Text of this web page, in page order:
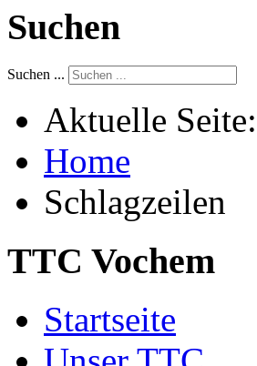
Suchen
Suchen ...
Aktuelle Seite:
Home
Schlagzeilen
TTC Vochem
Startseite